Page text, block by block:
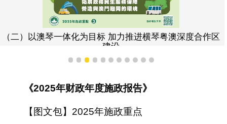
（二）以澳琴一体化为目标 加力推进横琴粤澳深度合作区
建设
1 2 3 4 5 6 7 8 9 1011
《2025年财政年度施政报告》
【图文包】2025年施政重点